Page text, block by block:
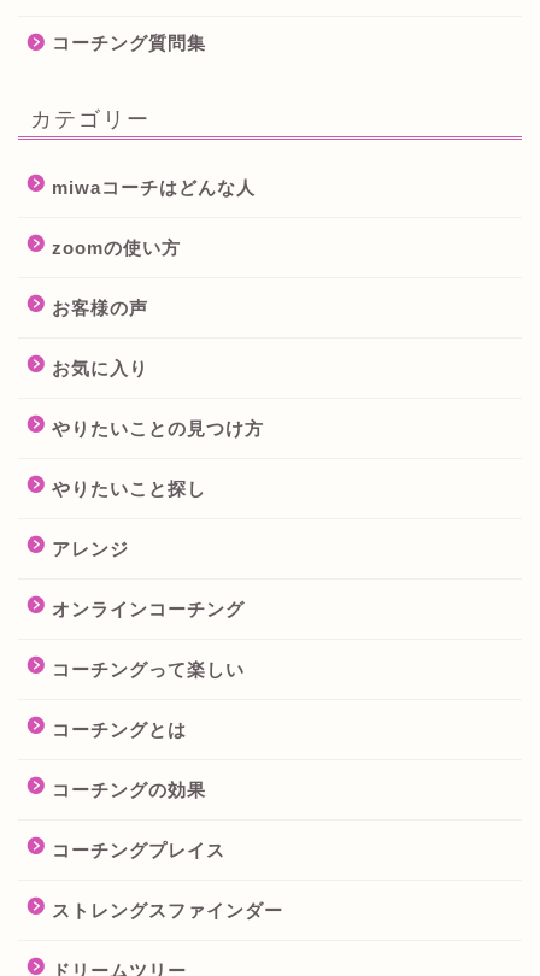
コーチング質問集
カテゴリー
miwaコーチはどんな人
zoomの使い方
お客様の声
お気に入り
やりたいことの見つけ方
やりたいこと探し
アレンジ
オンラインコーチング
コーチングって楽しい
コーチングとは
コーチングの効果
コーチングプレイス
ストレングスファインダー
ドリームツリー